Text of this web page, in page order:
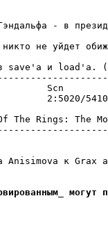
- в
не уйдет
save'а и load'а.
2:5020/
Lord Of
Anisimova к
могyт